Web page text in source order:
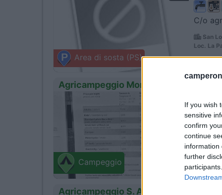
If you wish
sensitive
confirm
continue
information
further
Area di sosta (PS)
C/o
San
Loc. La
Agricampeggio Monterotondo
Campeggio
1
Agricampeggio S. Antonio Lagovillage